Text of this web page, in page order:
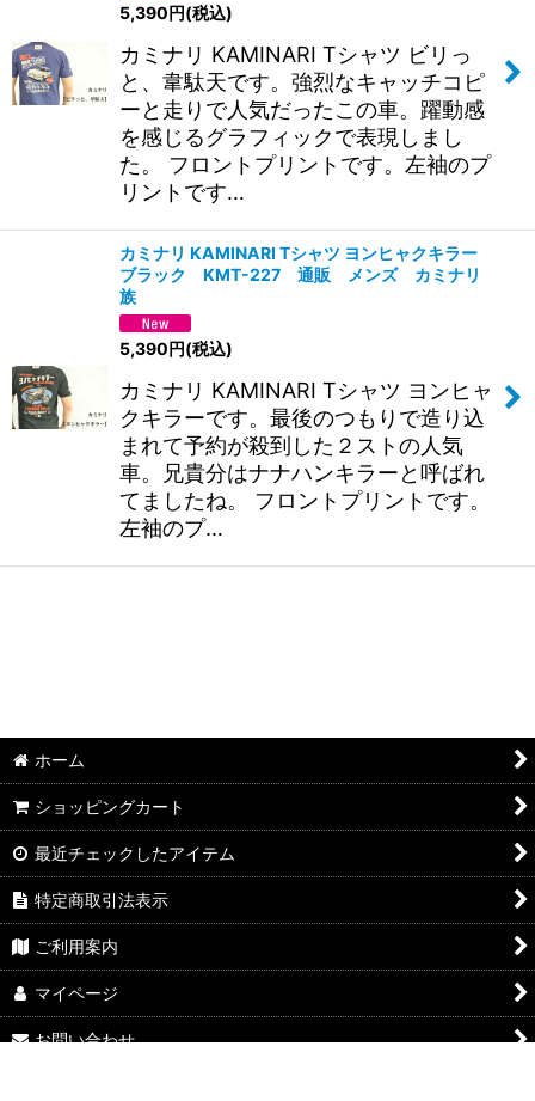
5,390円(税込)
カミナリ KAMINARI Tシャツ ビリっ
と、韋駄天です。強烈なキャッチコピ
ーと走りで人気だったこの車。躍動感
を感じるグラフィックで表現しまし
た。 フロントプリントです。左袖のプ
リントです…
カミナリ KAMINARI Tシャツ ヨンヒャクキラー
ブラック KMT-227 通販 メンズ カミナリ
族
5,390円(税込)
カミナリ KAMINARI Tシャツ ヨンヒャ
クキラーです。最後のつもりで造り込
まれて予約が殺到した２ストの人気
車。兄貴分はナナハンキラーと呼ばれ
てましたね。 フロントプリントです。
左袖のプ…
ホーム
ショッピングカート
最近チェックしたアイテム
特定商取引法表示
ご利用案内
マイページ
お問い合わせ